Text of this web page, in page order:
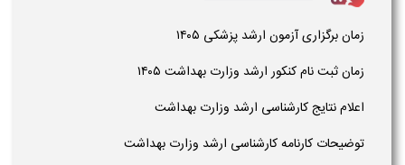
زمان برگزاری آزمون ارشد پزشکی ۱۴۰۵
زمان ثبت نام کنکور ارشد وزارت بهداشت ۱۴۰۵
اعلام نتایج کارشناسی ارشد وزارت بهداشت
توضیحات کارنامه کارشناسی ارشد وزارت بهداشت